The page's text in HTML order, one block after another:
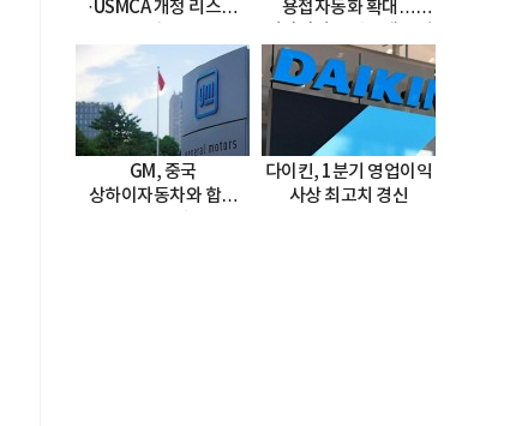
·USMCA 개정 리스크
용접자동화 확대…
도입
GM, 중국
상하이자동차와 합작
다이킨, 1분기 영업이익
사상 최고치 경신